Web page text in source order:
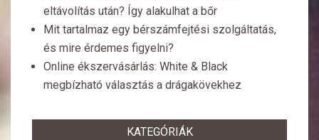
eltávolítás után? Így alakulhat a bőr
Mit tartalmaz egy bérszámfejtési szolgáltatás,
és mire érdemes figyelni?
Online ékszervásárlás: White & Black
megbízható választás a drágakövekhez
KATEGÓRIÁK